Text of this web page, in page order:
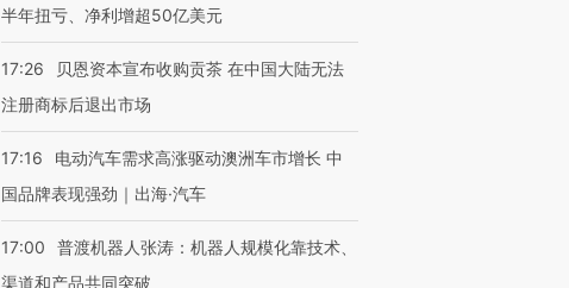
半年扭亏、净利增超50亿美元
17:26
贝恩资本宣布收购贡茶 在中国大陆无法
注册商标后退出市场
17:16
电动汽车需求高涨驱动澳洲车市增长 中
国品牌表现强劲｜出海·汽车
17:00
普渡机器人张涛：机器人规模化靠技术、
渠道和产品共同突破